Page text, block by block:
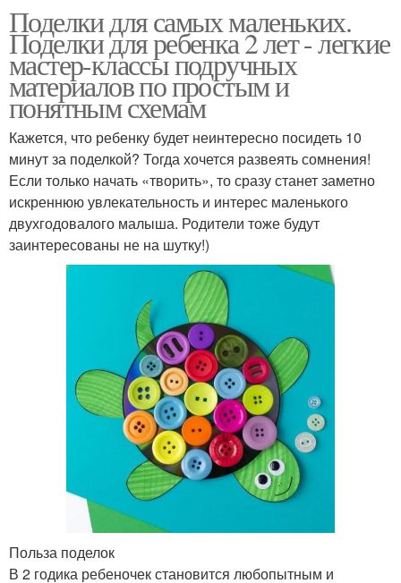
Поделки для самых маленьких.
Поделки для ребенка 2 лет - легкие
мастер-классы подручных
материалов по простым и
понятным схемам
Кажется, что ребенку будет неинтересно посидеть 10
минут за поделкой? Тогда хочется развеять сомнения!
Если только начать «творить», то сразу станет заметно
искреннюю увлекательность и интерес маленького
двухгодовалого малыша. Родители тоже будут
заинтересованы не на шутку!)
Польза поделок
В 2 годика ребеночек становится любопытным и